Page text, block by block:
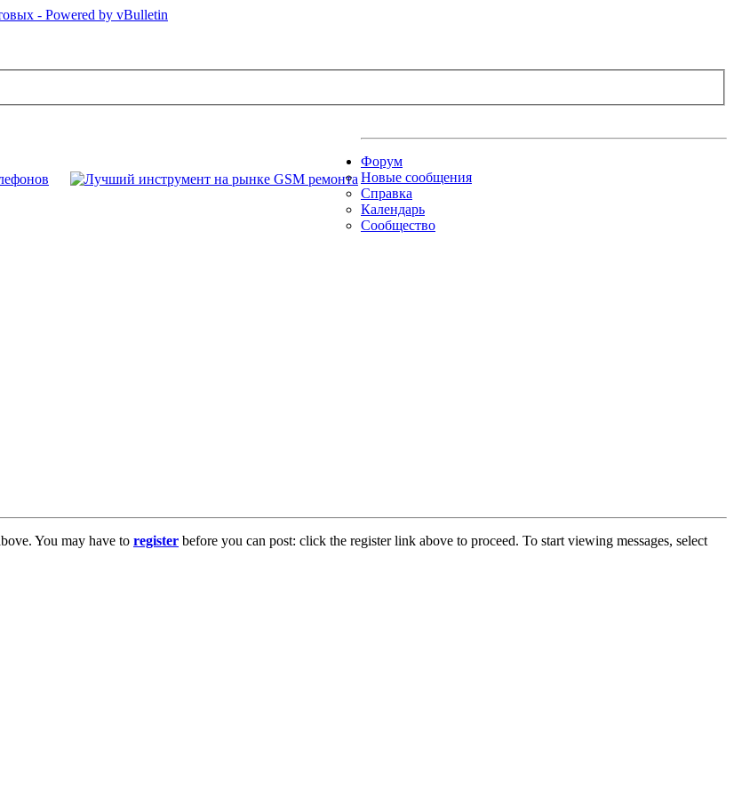
Форум
Новые сообщения
Справка
Календарь
Сообщество
You may have to register before you can post: click the register link above to proceed. To start viewing messages, select